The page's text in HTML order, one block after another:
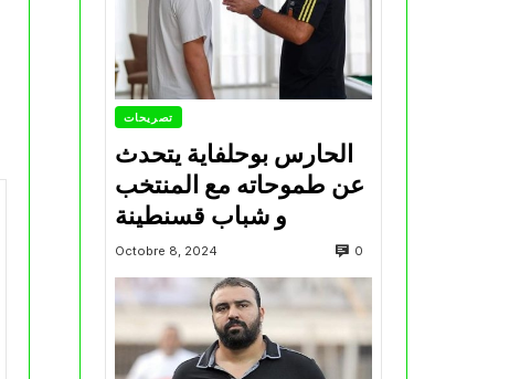
تصريحات
الحارس بوحلفاية يتحدث
عن طموحاته مع المنتخب
و شباب قسنطينة
Octobre 8, 2024 0